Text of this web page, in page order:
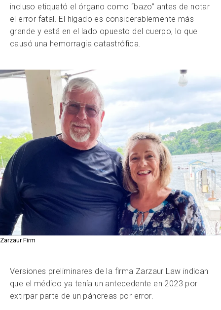
incluso etiquetó el órgano como “bazo” antes de notar
el error fatal. El hígado es considerablemente más
grande y está en el lado opuesto del cuerpo, lo que
causó una hemorragia catastrófica.
Zarzaur Firm
Versiones preliminares de la firma Zarzaur Law indican
que el médico ya tenía un antecedente en 2023 por
extirpar parte de un páncreas por error.